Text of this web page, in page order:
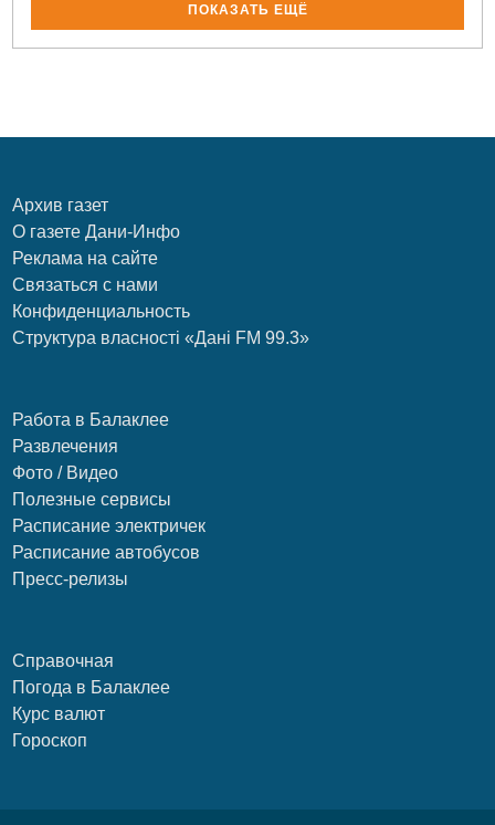
ПОКАЗАТЬ ЕЩЁ
Архив газет
О газете Дани-Инфо
Реклама на сайте
Связаться с нами
Конфиденциальность
Структура власності «Дані FM 99.3»
Работа в Балаклее
Развлечения
Фото / Видео
Полезные сервисы
Расписание электричек
Расписание автобусов
Пресс-релизы
Справочная
Погода в Балаклее
Курс валют
Гороскоп